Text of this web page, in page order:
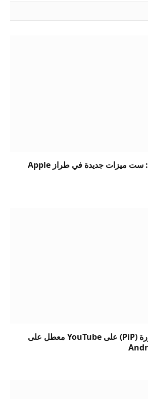
iPhone Ultra قادم: ست ميزات جديدة في طراز Apple
وضع صورة داخل صورة (PiP) على YouTube معطل على